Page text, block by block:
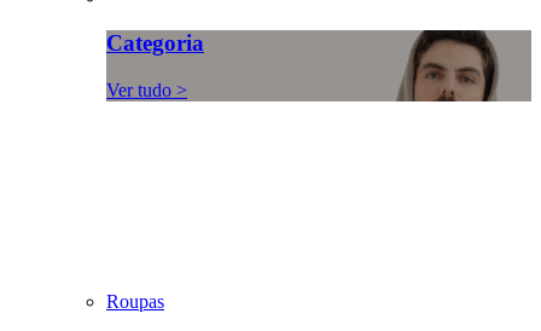
Categoria
Ver tudo >
Roupas